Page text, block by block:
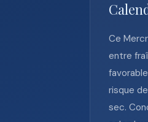
Ce
entre
risque
sec.